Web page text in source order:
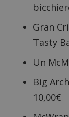
Gran
Tasty
Un
Big
10,00€